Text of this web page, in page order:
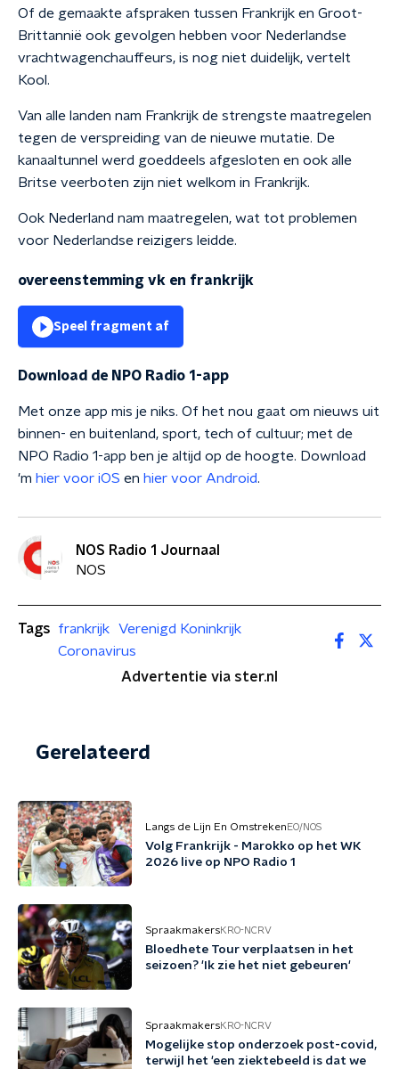
Of de gemaakte afspraken tussen Frankrijk en Groot-
Brittannië ook gevolgen hebben voor Nederlandse
vrachtwagenchauffeurs, is nog niet duidelijk, vertelt
Kool.
Van alle landen nam Frankrijk de strengste maatregelen
tegen de verspreiding van de nieuwe mutatie. De
kanaaltunnel werd goeddeels afgesloten en ook alle
Britse veerboten zijn niet welkom in Frankrijk.
Ook Nederland nam maatregelen, wat tot problemen
voor Nederlandse reizigers leidde.
overeenstemming vk en frankrijk
Speel fragment af
Download de NPO Radio 1-app
Met onze app mis je niks. Of het nou gaat om nieuws uit
binnen- en buitenland, sport, tech of cultuur; met de
NPO Radio 1-app ben je altijd op de hoogte. Download
'm hier voor iOS en hier voor Android.
NOS Radio 1 Journaal
NOS
Tags frankrijk
Verenigd Koninkrijk
Coronavirus
Advertentie via ster.nl
Gerelateerd
Langs de Lijn En Omstreken EO/NOS
Volg Frankrijk - Marokko op het WK
2026 live op NPO Radio 1
SpraakmakersKRO-NCRV
Bloedhete Tour verplaatsen in het
seizoen? 'Ik zie het niet gebeuren'
SpraakmakersKRO-NCRV
Mogelijke stop onderzoek post-covid,
terwijl het 'een ziektebeeld is dat we